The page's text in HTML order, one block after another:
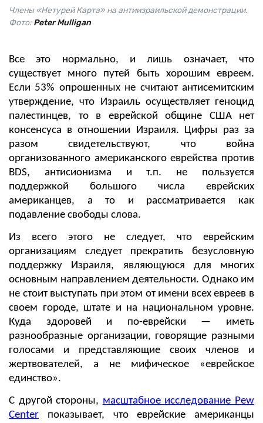
Члены «Нетурей Карта» на антиизраильской демонстрации.
Фото: Peter Mulligan
Все это нормально, и лишь означает, что
существует много путей быть хорошим евреем.
Если 53% опрошенных не считают антисемитским
утверждение, что Израиль осуществляет геноцид
палестинцев, то в еврейской общине США нет
консенсуса в отношении Израиля. Цифры раз за
разом свидетельствуют, что война
организованного американского еврейства против
BDS, антисионизма и т.п. не пользуется
поддержкой большого числа еврейских
американцев, а то и рассматривается как
подавление свободы слова.
Из всего этого не следует, что еврейским
организациям следует прекратить безусловную
поддержку Израиля, являющуюся для многих
основным направлением деятельности. Однако им
не стоит выступать при этом от имени всех евреев в
своем городе, штате и на национальном уровне.
Куда здоровей и по-еврейски — иметь
разнообразные организации, говорящие разными
голосами и представляющие своих членов и
жертвователей, а не мифическое «еврейское
единство».
С другой стороны, масштабное исследование Pew
Center показывает, что еврейские американцы